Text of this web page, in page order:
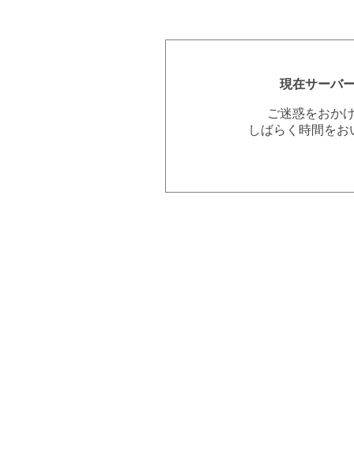
現在サーバ
ご迷惑をおか
しばらく時間を